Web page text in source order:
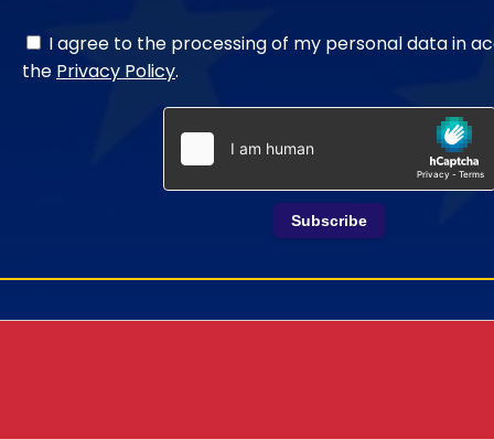
I agree to the processing of my personal data in
the Privacy Policy.
Subscribe